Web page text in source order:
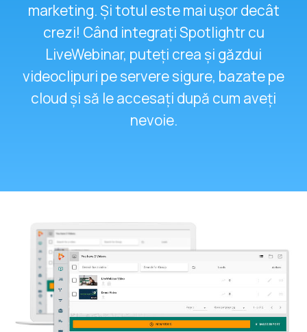
marketing. Și totul este mai ușor decât
crezi! Când integrați Spotlightr cu
LiveWebinar, puteți crea și găzdui
videoclipuri pe servere sigure, bazate pe
cloud și să le accesați după cum aveți
nevoie.